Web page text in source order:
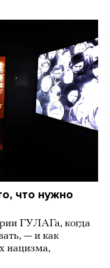
что нужно
ГУЛАГа, когда
— и как
нацизма,